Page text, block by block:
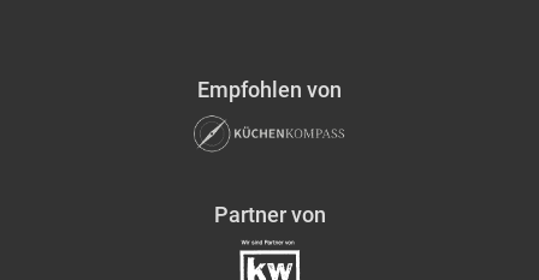
Empfohlen von
Partner von